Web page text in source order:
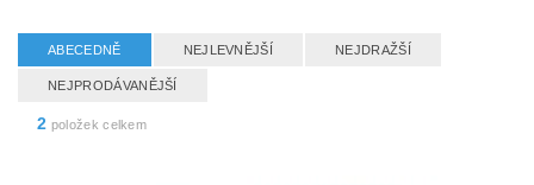
ABECEDNĚ NEJLEVNĚJŠÍ NEJDRAŽŠÍ
NEJPRODÁVANĚJŠÍ
2 položek celkem